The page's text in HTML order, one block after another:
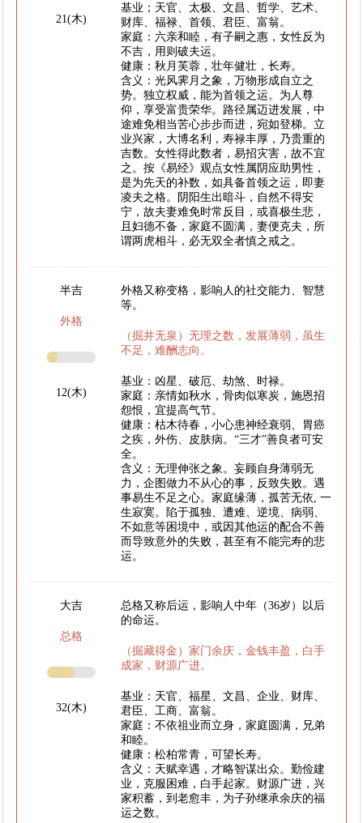
21(木)
基业；天官、太极、文昌、哲学、艺术、
财库、福禄、首领、君臣、富翁。
家庭：六亲和睦，有子嗣之惠，女性反为
不吉，用则破夫运。
健康：秋月芙蓉，壮年健壮，长寿。
含义：光风霁月之象，万物形成自立之
势。独立权威，能为首领之运。为人尊
仰，享受富贵荣华。路径属迈进发展，中
途难免相当苦心步步而进，宛如登梯。立
业兴家，大博名利，寿禄丰厚，乃贵重的
吉数。女性得此数者，易招灾害，故不宜
之。按《易经》观点女性属阴应助男性，
是为先天的补数，如具备首领之运，即妻
凌夫之格。阴阳生出暗斗，自然不得安
宁，故夫妻难免时常反目，或喜极生悲，
且妇德不备，家庭不圆满，妻便克夫，所
谓两虎相斗，必无双全者慎之戒之。
半吉
外格
12(木)
外格又称变格，影响人的社交能力、智慧
等。
（掘井无泉）无理之数，发展薄弱，虽生
不足，难酬志向。
基业：凶星、破厄、劫煞、时禄。
家庭：亲情如秋水，骨肉似寒炭，施恩招
怨恨，宜提高气节。
健康：枯木待春，小心患神经衰弱、胃癌
之疾，外伤、皮肤病。“三才”善良者可安
全。
含义：无理伸张之象。妄顾自身薄弱无
力，企图做力不从心的事，反致失败。遇
事易生不足之心。家庭缘薄，孤苦无依, 一
生寂寞。陷于孤独、遭难、逆境、病弱、
不如意等困境中，或因其他运的配合不善
而导致意外的失败，甚至有不能完寿的悲
运。
大吉
总格
32(木)
总格又称后运，影响人中年（36岁）以后
的命运。
（掘藏得金）家门余庆，金钱丰盈，白手
成家，财源广进。
基业：天官、福星、文昌、企业、财库、
君臣、工商、富翁。
家庭：不依祖业而立身，家庭圆满，兄弟
和睦。
健康：松柏常青，可望长寿。
含义：天赋幸遇，才略智谋出众。勤俭建
业，克服困难，白手起家。财源广进，兴
家积蓄，到老愈丰，为子孙继承余庆的福
运之数。